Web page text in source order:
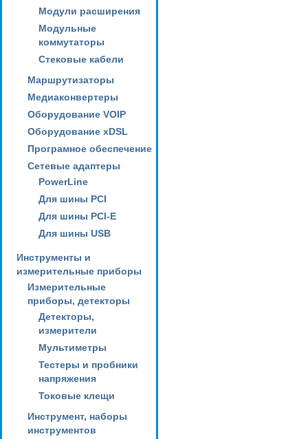
Модули расширения
Модульные
коммутаторы
Стековые кабели
Маршрутизаторы
Медиаконвертеры
Оборудование VOIP
Оборудование xDSL
Програмное обеспечение
Сетевые адаптеры
PowerLine
Для шины PCI
Для шины PCI-E
Для шины USB
Инструменты и
измерительные приборы
Измерительные
приборы, детекторы
Детекторы,
измерители
Мультиметры
Тестеры и пробники
напряжения
Токовые клещи
Инструмент, наборы
инструментов